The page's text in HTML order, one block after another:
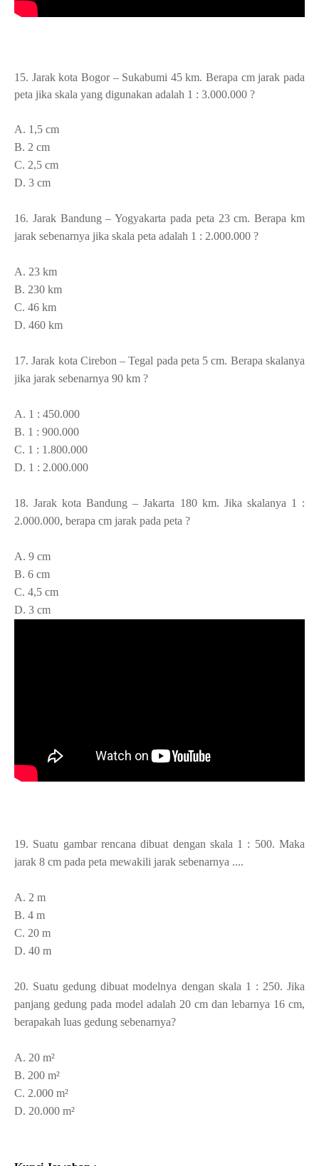
15. Jarak kota Bogor – Sukabumi 45 km. Berapa cm jarak pada
peta jika skala yang digunakan adalah 1 : 3.000.000 ?
A. 1,5 cm
B. 2 cm
C. 2,5 cm
D. 3 cm
16. Jarak Bandung – Yogyakarta pada peta 23 cm. Berapa km
jarak sebenarnya jika skala peta adalah 1 : 2.000.000 ?
A. 23 km
B. 230 km
C. 46 km
D. 460 km
17. Jarak kota Cirebon – Tegal pada peta 5 cm. Berapa skalanya
jika jarak sebenarnya 90 km ?
A. 1 : 450.000
B. 1 : 900.000
C. 1 : 1.800.000
D. 1 : 2.000.000
18. Jarak kota Bandung – Jakarta 180 km. Jika skalanya 1 :
2.000.000, berapa cm jarak pada peta ?
A. 9 cm
B. 6 cm
C. 4,5 cm
D. 3 cm
19. Suatu gambar rencana dibuat dengan skala 1 : 500. Maka
jarak 8 cm pada peta mewakili jarak sebenarnya ....
A. 2 m
B. 4 m
C. 20 m
D. 40 m
20. Suatu gedung dibuat modelnya dengan skala 1 : 250. Jika
panjang gedung pada model adalah 20 cm dan lebarnya 16 cm,
berapakah luas gedung sebenarnya?
A. 20 m²
B. 200 m²
C. 2.000 m²
D. 20.000 m²